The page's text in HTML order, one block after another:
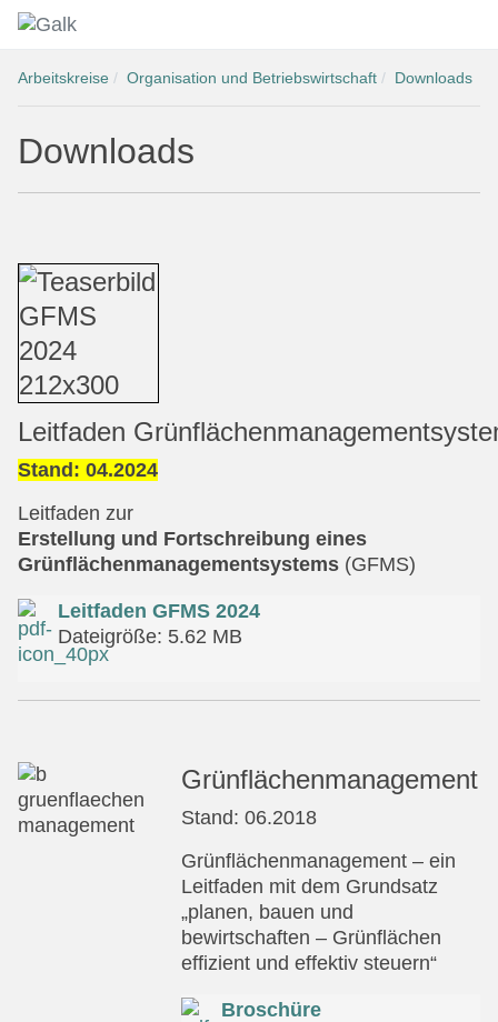
Arbeitskreise Organisation und Betriebswirtschaft Downloads
Downloads
Leitfaden
Stand: 04.2024
Leitfaden zur
Erstellung und Fortschreibung eines
Grünflächenmanagement­systems (GFMS)
Leitfaden GFMS 2024
Dateigröße: 5.62 MB
Grünflächenmanagement
Stand: 06.2018
Grünflächenmanagement – ein
Leitfaden mit dem Grundsatz
„planen, bauen und
bewirtschaften – Grünflächen
effizient und effektiv steuern“
Broschüre